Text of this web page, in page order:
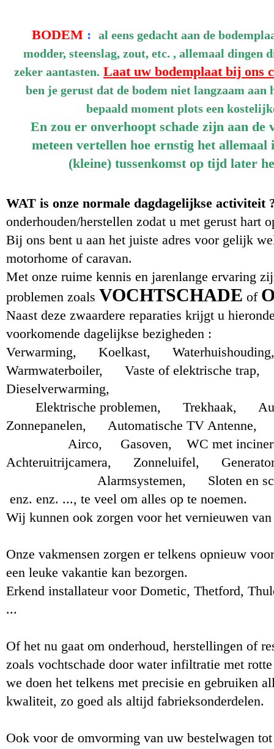
BODEM : al eens gedacht aan de
modder, steenslag, zout, etc. , allemaal dingen
zeker aantasten. Laat uw bodemplaat bij ons
ben je gerust dat de bodem niet langzaam
bepaald moment plots een
En zou er onverhoopt schade zijn aan
meteen vertellen hoe ernstig het allemaal
(kleine) tussenkomst op tijd later
WAT is onze normale dagdagelijkse activiteit
onderhouden/herstellen zodat u met gerust hart
Bij ons bent u aan het juiste adres voor gelijk
motorhome of caravan.
Met onze ruime kennis en jarenlange ervaring
problemen zoals VOCHTSCHADE of
Naast deze zwaardere reparaties krijgt u
voorkomende dagelijkse bezigheden :
Verwarming, Koelkast,
Warmwaterboiler, Vaste of elektrische
Dieselverwarming,
Elektrische problemen, Trekhaak,
Zonnepanelen, Automatische TV Antenne,
Airco, Gasoven,
WC met
Achteruitrijcamera, Zonneluifel,
Alarmsystemen, Sloten en
enz. enz. ..., te veel om alles op te noemen.
Wij kunnen ook zorgen voor het vernieuwen
Onze vakmensen zorgen er telkens opnieuw
een leuke vakantie kan bezorgen.
Erkend installateur voor Dometic, Thetford,
...
Of het nu gaat om onderhoud, herstellingen of
zoals vochtschade door water infiltratie met
we doen het telkens met precisie en gebruiken
kwaliteit, zo goed als altijd fabrieksonderdelen.
Ook voor de omvorming van uw bestelwagen